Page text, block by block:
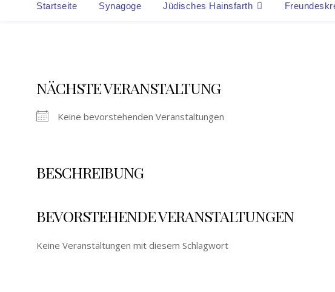
Startseite Synagoge Jüdisches Hainsfarth
NÄCHSTE VERANSTALTUNG
Keine bevorstehenden Veranstaltungen
BESCHREIBUNG
BEVORSTEHENDE VERANSTALTUNGEN
Keine Veranstaltungen mit diesem Schlagwort